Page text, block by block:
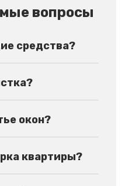
вопросы
средства?
окон?
квартиры?